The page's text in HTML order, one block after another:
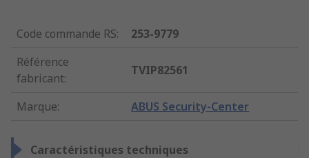
Code commande RS:
253-9779
Référence
fabricant:
TVIP82561
Marque: ABUS Security-Center
Caractéristiques techniques